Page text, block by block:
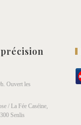
Ouvert les
/ La Fée Caséine,
Senlis